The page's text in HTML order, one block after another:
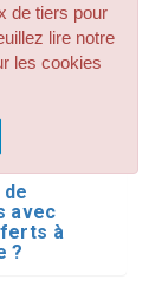
de
en bus.
avec
à
?
de tiers pour
lire notre
les cookies